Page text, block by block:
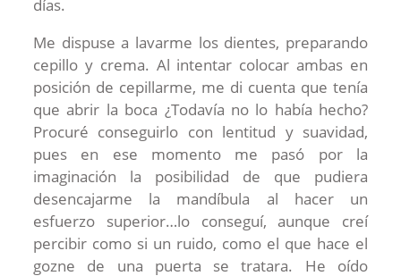
días.
Me dispuse a lavarme los dientes, preparando
cepillo y crema. Al intentar colocar ambas en
posición de cepillarme, me di cuenta que tenía
que abrir la boca ¿Todavía no lo había hecho?
Procuré conseguirlo con lentitud y suavidad,
pues en ese momento me pasó por la
imaginación la posibilidad de que pudiera
desencajarme la mandíbula al hacer un
esfuerzo superior…lo conseguí, aunque creí
percibir como si un ruido, como el que hace el
gozne de una puerta se tratara. He oído